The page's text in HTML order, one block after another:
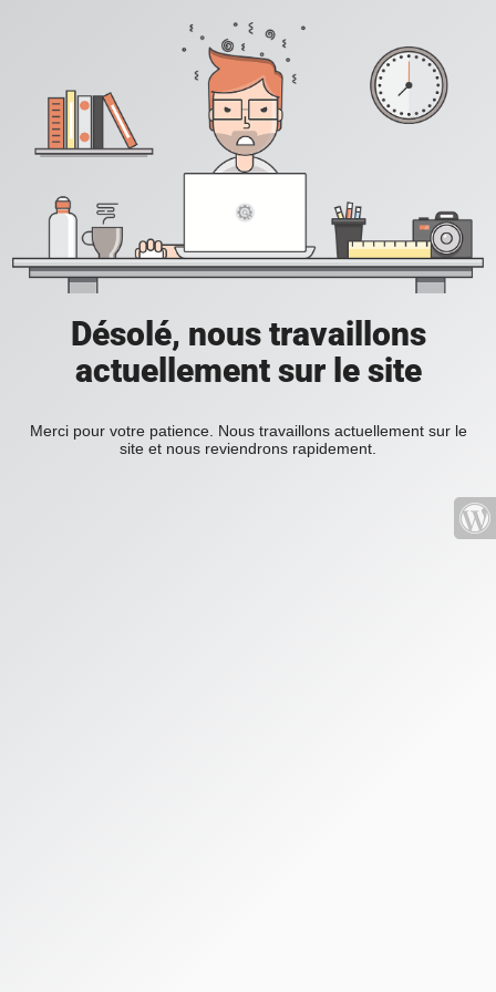
Désolé, nous travaillons
actuellement sur le site
Merci pour votre patience. Nous travaillons actuellement sur le
site et nous reviendrons rapidement.